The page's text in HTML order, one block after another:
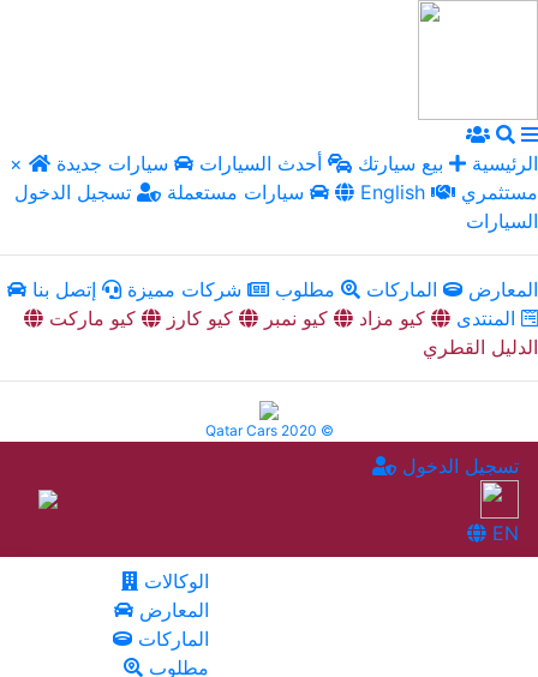
× الرئيسية بيع سيارتك أحدث السيارات
سيارات جديدة
سيارات مستعملة
تسجيل الدخول English
السيارات
المعارض الماركات مطلوب شركات مميزة
إتصل بنا
المنتدى
كيو مزاد كيو نمبر كيو كارز
كيو ماركت
الدليل القطري
Qatar Cars 2020 ©
تسجيل الدخول
EN
الوكالات
المعارض
الماركات
مطلوب